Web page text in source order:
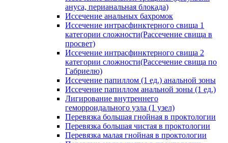
ануса, перианальная блокада)
Иссечение анальных бахромок
Иссечение интрасфинктерного свища 1
категории сложности(Рассечение свища в
просвет)
Иссечение интрасфинктерного свища 2
категории сложности(Рассечение свища по
Габриелю)
Иссечение папиллом (1 ед.) анальной зоны
Иссечение папиллом анальной зоны (1 ед.)
Лигирование внутреннего
геморроидального узла (1 узел)
Перевязка большая гнойная в проктологии
Перевязка большая чистая в проктологии
Перевязка малая гнойная в проктологии